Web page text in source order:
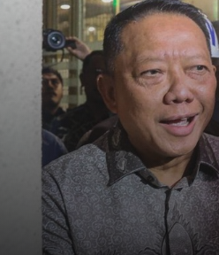
Ratusan
Jalan
Harimurti 28-06-